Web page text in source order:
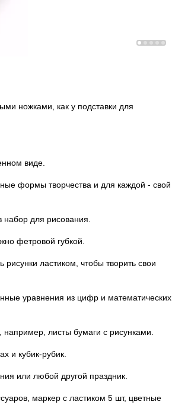
ножками, как у подставки для
виде.
формы творчества и для каждой - свой
для рисования.
фетровой губкой.
ластиком, чтобы творить свои
уравнения из цифр и математических
листы бумаги с рисунками.
и кубик-рубик.
или любой другой праздник.
маркер с ластиком 5 шт, цветные